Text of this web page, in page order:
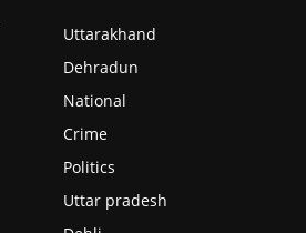
Uttarakhand
Dehradun
National
Crime
Politics
Uttar pradesh